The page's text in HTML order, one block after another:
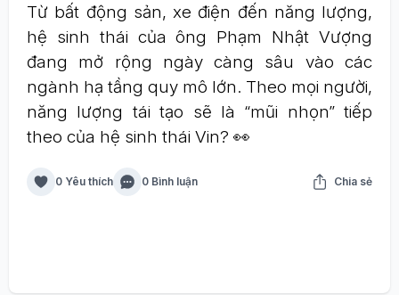
Từ bất động sản, xe điện đến năng lượng,
hệ sinh thái của ông Phạm Nhật Vượng
đang mở rộng ngày càng sâu vào các
ngành hạ tầng quy mô lớn. Theo mọi người,
năng lượng tái tạo sẽ là “mũi nhọn” tiếp
theo của hệ sinh thái Vin? 👀
0 Yêu thích 0 Bình luận Chia sẻ